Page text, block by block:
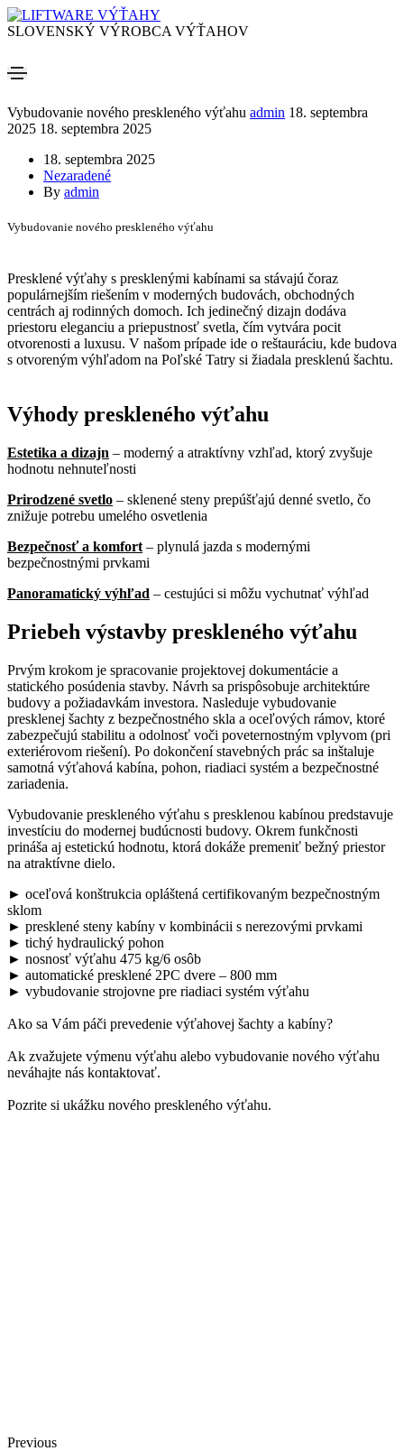
SLOVENSKÝ VÝROBCA VÝŤAHOV
Vybudovanie nového preskleného výťahu admin 18. septembra
2025 18. septembra 2025
18. septembra 2025
Nezaradené
By admin
Vybudovanie nového preskleného výťahu
Presklené výťahy s presklenými kabínami sa stávajú čoraz
populárnejším riešením v moderných budovách, obchodných
centrách aj rodinných domoch. Ich jedinečný dizajn dodáva
priestoru eleganciu a priepustnosť svetla, čím vytvára pocit
otvorenosti a luxusu. V našom prípade ide o reštauráciu, kde budova
s otvoreným výhľadom na Poľské Tatry si žiadala presklenú šachtu.
Výhody preskleného výťahu
Estetika a dizajn – moderný a atraktívny vzhľad, ktorý zvyšuje
hodnotu nehnuteľnosti
Prirodzené svetlo – sklenené steny prepúšťajú denné svetlo, čo
znižuje potrebu umelého osvetlenia
Bezpečnosť a komfort – plynulá jazda s modernými
bezpečnostnými prvkami
Panoramatický výhľad – cestujúci si môžu vychutnať výhľad
Priebeh výstavby preskleného výťahu
Prvým krokom je spracovanie projektovej dokumentácie a
statického posúdenia stavby. Návrh sa prispôsobuje architektúre
budovy a požiadavkám investora. Nasleduje vybudovanie
presklenej šachty z bezpečnostného skla a oceľových rámov, ktoré
zabezpečujú stabilitu a odolnosť voči poveternostným vplyvom (pri
exteriérovom riešení). Po dokončení stavebných prác sa inštaluje
samotná výťahová kabína, pohon, riadiaci systém a bezpečnostné
zariadenia.
Vybudovanie preskleného výťahu s presklenou kabínou predstavuje
investíciu do modernej budúcnosti budovy. Okrem funkčnosti
prináša aj estetickú hodnotu, ktorá dokáže premeniť bežný priestor
na atraktívne dielo.
► oceľová konštrukcia opláštená certifikovaným bezpečnostným
sklom
► presklené steny kabíny v kombinácii s nerezovými prvkami
► tichý hydraulický pohon
► nosnosť výťahu 475 kg/6 osôb
► automatické presklené 2PC dvere – 800 mm
► vybudovanie strojovne pre riadiaci systém výťahu
Ako sa Vám páči prevedenie výťahovej šachty a kabíny?
Ak zvažujete výmenu výťahu alebo vybudovanie nového výťahu
neváhajte nás kontaktovať.
Pozrite si ukážku nového preskleného výťahu.
Previous